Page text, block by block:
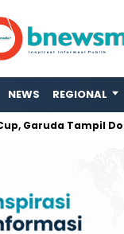
NEWS REGIONAL
Tampil Dominan